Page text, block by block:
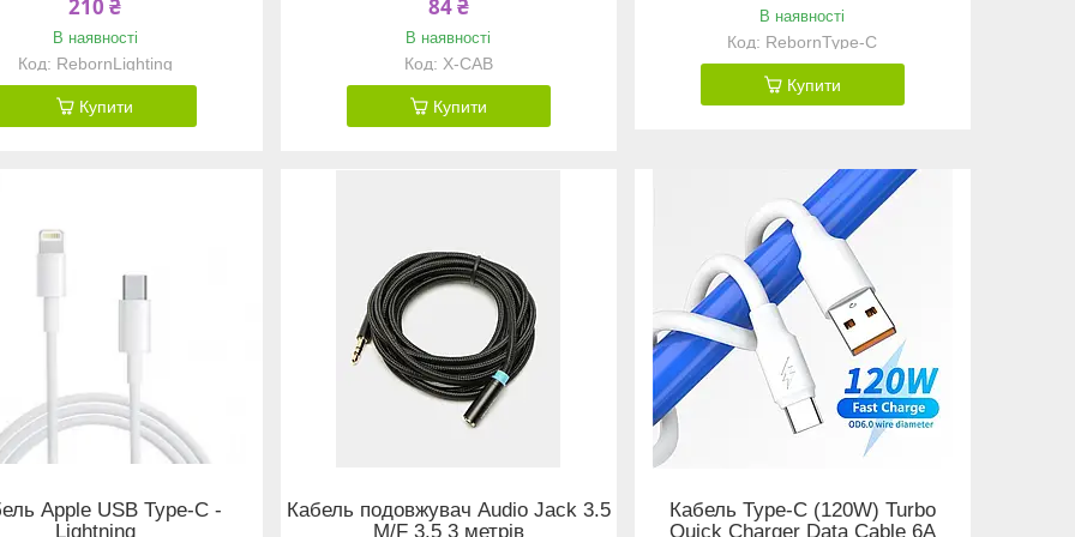
210 ₴
В наявності
RebornLighting
Купити
84 ₴
В наявності
X-CAB
Купити
В наявності
RebornType-C
Купити
Apple USB Type-C -
Lightning
Кабель подовжувач Audio Jack 3.5
M/F 3.5 3 метрів
Кабель Type-C (120W) Turbo
Quick Charger Data Cable 6A